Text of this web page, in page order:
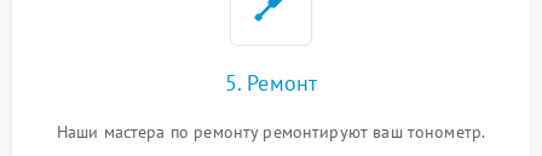
5. Ремонт
Наши мастера по ремонту ремонтируют ваш тонометр.